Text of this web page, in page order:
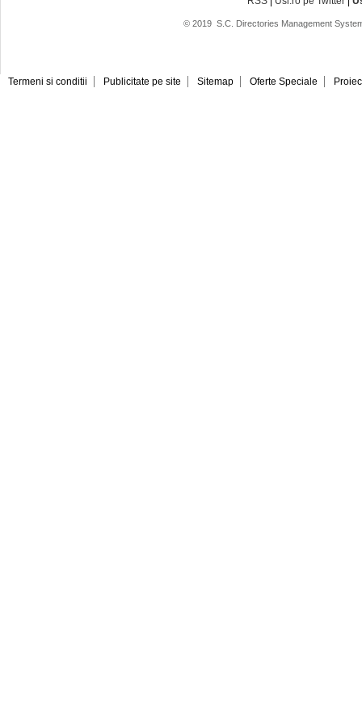
© 2019 S.C. Directories Management
Termeni si conditii Publicitate pe site Sitemap Oferte Speciale